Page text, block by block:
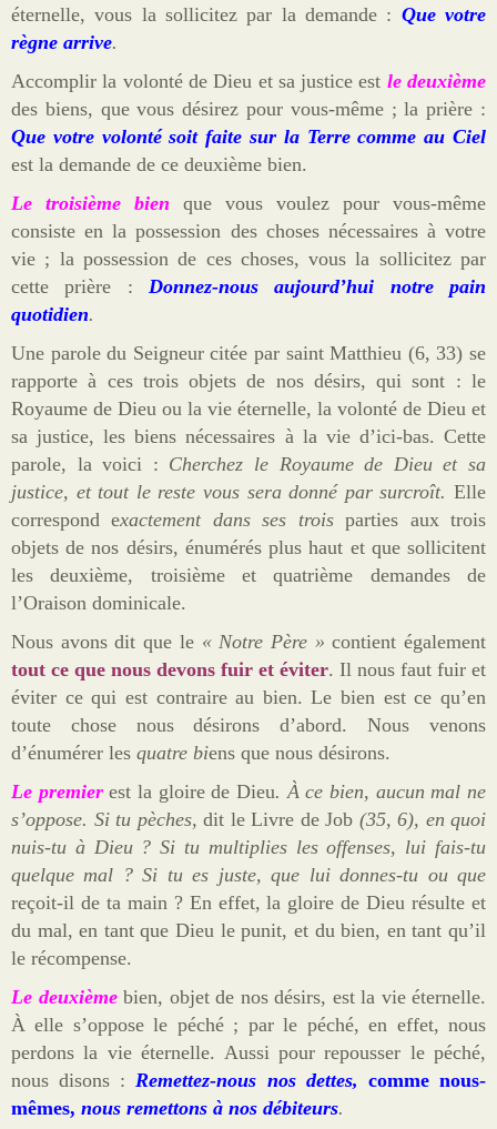
éternelle, vous la sollicitez par la demande : Que votre
règne arrive.
Accomplir la volonté de Dieu et sa justice est le deuxième
des biens, que vous désirez pour vous-même ; la prière :
Que votre volonté soit faite sur la Terre comme au Ciel
est la demande de ce deuxième bien.
Le troisième bien que vous voulez pour vous-même
consiste en la possession des choses nécessaires à votre
vie ; la possession de ces choses, vous la sollicitez par
cette prière : Donnez-nous aujourd’hui notre pain
quotidien.
Une parole du Seigneur citée par saint Matthieu (6, 33) se
rapporte à ces trois objets de nos désirs, qui sont : le
Royaume de Dieu ou la vie éternelle, la volonté de Dieu et
sa justice, les biens nécessaires à la vie d’ici-bas. Cette
parole, la voici : Cherchez le Royaume de Dieu et sa
justice, et tout le reste vous sera donné par surcroît. Elle
correspond exactement dans ses troisparties aux trois
objets de nos désirs, énumérés plus haut et que sollicitent
les deuxième, troisième et quatrième demandes de
l’Oraison dominicale.
Nous avons dit que le « Notre Père » contient également
tout ce que nous devons fuir et éviter. Il nous faut fuir et
éviter ce qui est contraire au bien. Le bien est ce qu’en
toute chose nous désirons d’abord. Nous venons
d’énumérer les quatre biens que nous désirons.
Le premierest la gloire de Dieu. À ce bien, aucun mal ne
s’oppose. Si tu pèches, dit le Livre de Job (35, 6), en quoi
nuis-tu à Dieu ? Si tu multiplies les offenses, lui fais-tu
quelque mal ? Si tu es juste, que lui donnes-tu ou que
reçoit-il de ta main ? En effet, la gloire de Dieu résulte et
du mal, en tant que Dieu le punit, et du bien, en tant qu’il
le récompense.
Le deuxième bien, objet de nos désirs, est la vie éternelle.
À elle s’oppose le péché ; par le péché, en effet, nous
perdons la vie éternelle. Aussi pour repousser le péché,
nous disons :Remettez-nous nos dettes, comme nous-
mêmes, nous remettons à nos débiteurs.